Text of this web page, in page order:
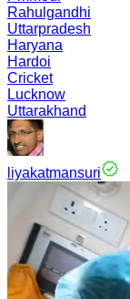
Rahulgandhi
Uttarpradesh
Haryana
Hardoi
Cricket
Lucknow
Uttarakhand
liyakatmansuri